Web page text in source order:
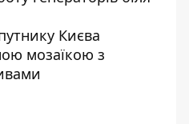
Києва
мозаїкою з